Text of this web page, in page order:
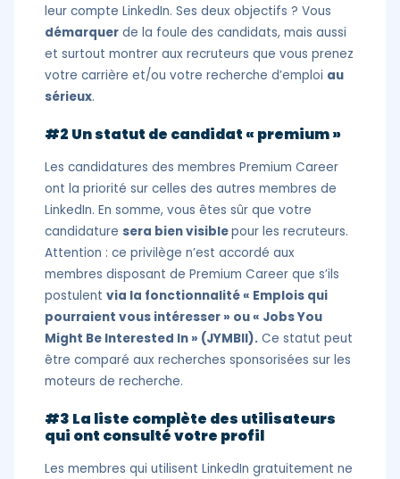
leur compte LinkedIn. Ses deux objectifs ? Vous
démarquer de la foule des candidats, mais aussi
et surtout montrer aux recruteurs que vous prenez
votre carrière et/ou votre recherche d’emploi au
sérieux.
#2 Un statut de candidat « premium »
Les candidatures des membres Premium Career
ont la priorité sur celles des autres membres de
LinkedIn. En somme, vous êtes sûr que votre
candidature sera bien visiblepour les recruteurs.
Attention : ce privilège n’est accordé aux
membres disposant de Premium Career que s’ils
postulent via la fonctionnalité « Emplois qui
pourraient vous intéresser » ou « Jobs You
Might Be Interested In » (JYMBII). Ce statut peut
être comparé aux recherches sponsorisées sur les
moteurs de recherche.
#3 La liste complète des utilisateurs
qui ont consulté votre profil
Les membres qui utilisent LinkedIn gratuitement ne